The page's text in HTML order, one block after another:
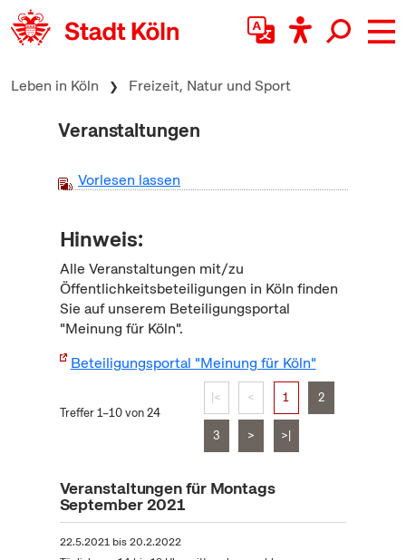
zum Inhalt springen
Leben in Köln Freizeit, Natur und Sport
Veranstaltungen
Vorlesen lassen
Hinweis:
Alle Veranstaltungen mit/zu
Öffentlichkeitsbeteiligungen in Köln finden
Sie auf unserem Beteiligungsportal
"Meinung für Köln".
Beteiligungsportal "Meinung für Köln"
Treffer 1–10 von 24
|< < 1 2
3 > >|
Veranstaltungen für Montags
September 2021
22.5.2021bis20.2.2022